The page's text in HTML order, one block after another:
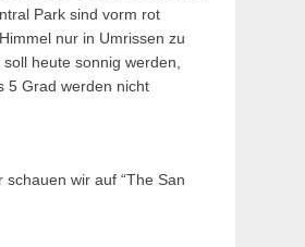
Park sind vorm rot
nur in Umrissen zu
heute sonnig werden,
5 Grad werden nicht
schauen wir auf “The San